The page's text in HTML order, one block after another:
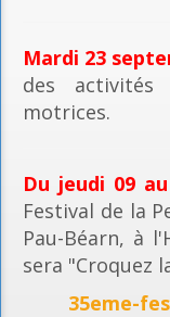
Mardi 23
des
motrices.
Du jeudi 09
Festival de la
Pau-Béarn, à
sera "Croquez
35eme-